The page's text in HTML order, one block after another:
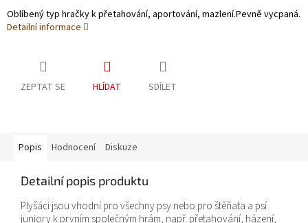
Oblíbený typ hračky k přetahování, aportování, mazlení.Pevně vycpaná.
Detailní informace
ZEPTAT SE HLÍDAT SDÍLET
Popis Hodnocení Diskuze
Detailní popis produktu
Plyšáci jsou vhodní pro všechny psy nebo pro štěňata a psí
juniory k prvním společným hrám, např. přetahování, házení,